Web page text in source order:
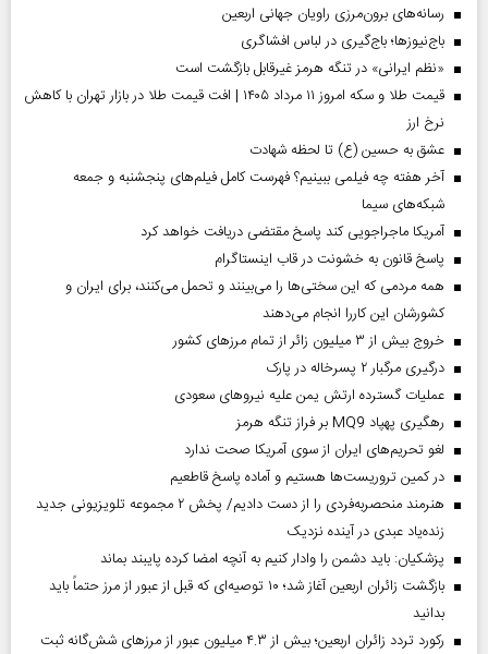
رسانه‌های برون‌مرزی راویان جهانی اربعین
باج‌نیوزها؛ باج‌گیری در لباس افشاگری
«نظم ایرانی» در تنگه هرمز غیرقابل بازگشت است
قیمت طلا و سکه امروز ۱۱ مرداد ۱۴۰۵ | افت قیمت طلا در بازار تهران با کاهش
نرخ ارز
عشق به حسین (ع) تا لحظه شهادت
آخر هفته چه فیلمی ببینیم؟ فهرست کامل فیلم‌های پنجشنبه و جمعه
شبکه‌های سیما
آمریکا ماجراجویی کند پاسخ مقتضی دریافت خواهد کرد
پاسخ قانون به خشونت در قاب اینستاگرام
همه مردمی که این سختی‌ها را می‌بینند و تحمل می‌کنند، برای ایران و
کشورشان این کاررا انجام می‌دهند
خروج بیش از ۳ میلیون زائر از تمام مرز‌های کشور
درگیری مرگبار ۲ پسرخاله در پارک
عملیات گسترده ارتش یمن علیه نیروهای سعودی
رهگیری پهپاد MQ9 بر فراز تنگه هرمز
لغو تحریم‌های ایران از سوی آمریکا صحت ندارد
در کمین تروریست‌ها هستیم و آماده پاسخ قاطعیم
هنرمند منحصر‌به‌فردی را از دست دادیم/ پخش ۲ مجموعه تلویزیونی جدید
زنده‌یاد عبدی در آینده نزدیک
پزشکیان: باید دشمن را وادار کنیم به آنچه امضا کرده پایبند بماند
بازگشت زائران اربعین آغاز شد؛ ۱۰ توصیه‌ای که قبل از عبور از مرز حتماً باید
بدانید
رکورد تردد زائران اربعین؛ بیش از ۴.۳ میلیون عبور از مرزهای شش‌گانه ثبت